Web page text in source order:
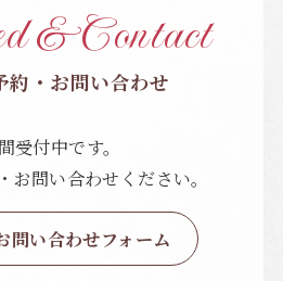
& Contact
約・お問い合わせ
受付中です。
お問い合わせください。
問い合わせフォーム